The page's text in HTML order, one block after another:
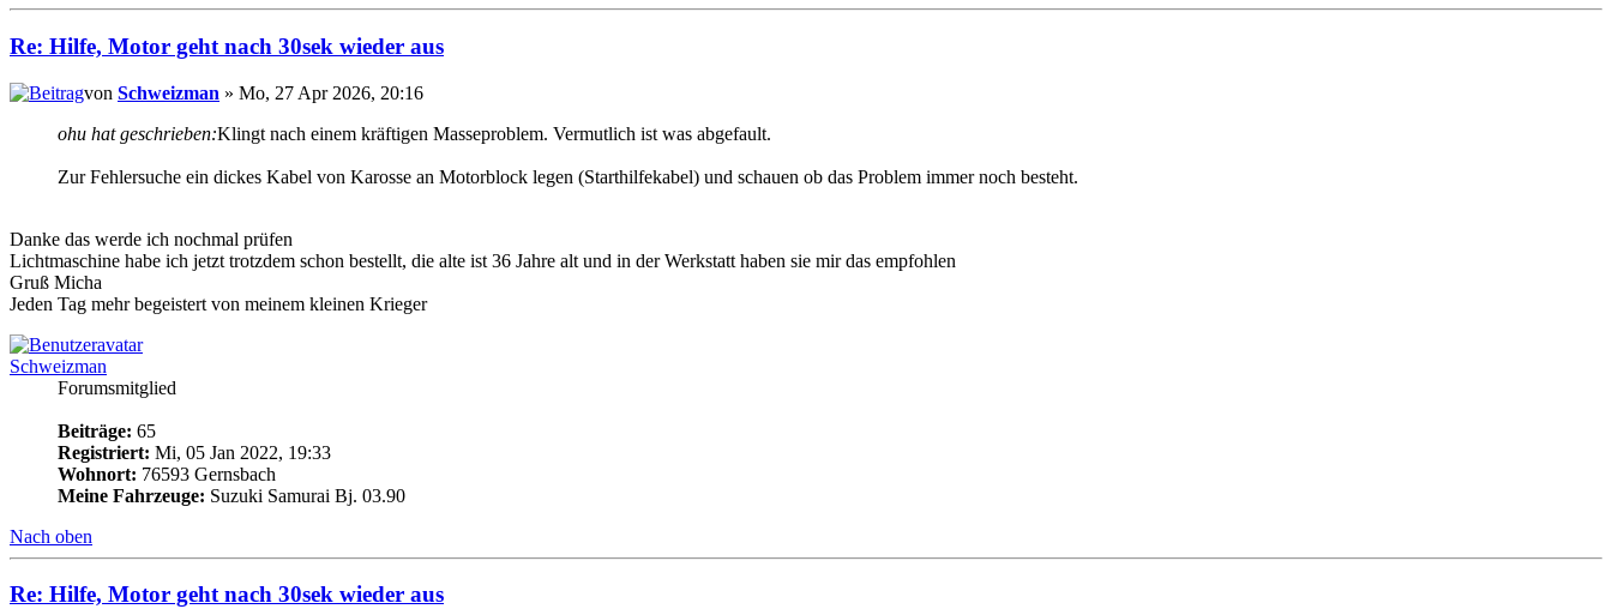
Re: Hilfe, Motor geht nach 30sek wieder aus
von Schweizman » Mo, 27 Apr 2026, 20:16
ohu hat geschrieben:Klingt nach einem kräftigen Masseproblem. Vermutlich ist was abgefault.
Zur Fehlersuche ein dickes Kabel von Karosse an Motorblock legen (Starthilfekabel) und schauen ob das Problem immer noch besteht.
Danke das werde ich nochmal prüfen
Lichtmaschine habe ich jetzt trotzdem schon bestellt, die alte ist 36 Jahre alt und in der Werkstatt haben sie mir das empfohlen
Gruß Micha
Jeden Tag mehr begeistert von meinem kleinen Krieger
Schweizman
Forumsmitglied
Beiträge: 65
Registriert: Mi, 05 Jan 2022, 19:33
Wohnort: 76593 Gernsbach
Meine Fahrzeuge: Suzuki Samurai Bj. 03.90
Nach oben
Re: Hilfe, Motor geht nach 30sek wieder aus